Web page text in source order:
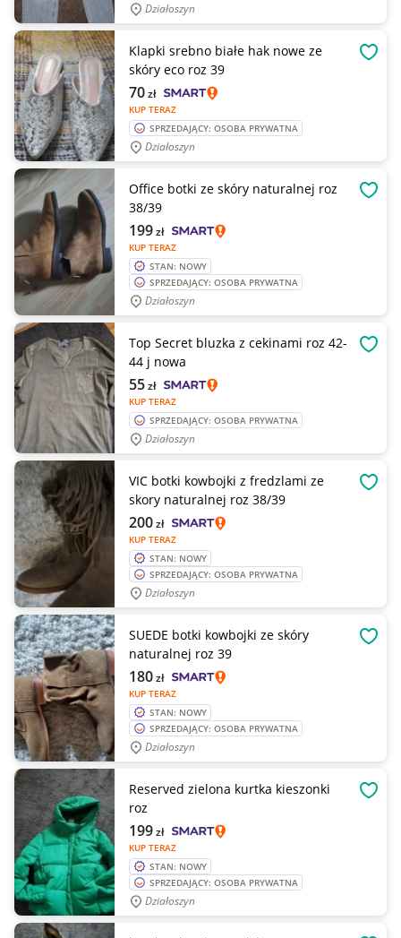
Działoszyn
Klapki srebno białe hak nowe ze
skóry eco roz 39
KUP TERAZ
70zł
SPRZEDAJĄCY: OSOBA PRYWATNA
Działoszyn
Office botki ze skóry naturalnej roz
38/39
KUP TERAZ
199zł
STAN: NOWY
SPRZEDAJĄCY: OSOBA PRYWATNA
Działoszyn
Top Secret bluzka z cekinami roz 42-
44 j nowa
KUP TERAZ
55zł
SPRZEDAJĄCY: OSOBA PRYWATNA
Działoszyn
VIC botki kowbojki z fredzlami ze
skory naturalnej roz 38/39
KUP TERAZ
200zł
STAN: NOWY
SPRZEDAJĄCY: OSOBA PRYWATNA
Działoszyn
SUEDE botki kowbojki ze skóry
naturalnej roz 39
KUP TERAZ
180zł
STAN: NOWY
SPRZEDAJĄCY: OSOBA PRYWATNA
Działoszyn
Reserved zielona kurtka kieszonki
roz
KUP TERAZ
199zł
STAN: NOWY
SPRZEDAJĄCY: OSOBA PRYWATNA
Działoszyn